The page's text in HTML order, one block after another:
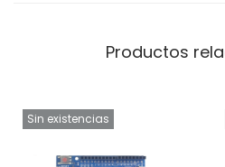
Productos
Sin existencias